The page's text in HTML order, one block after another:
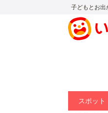
子どもとお出
スポット